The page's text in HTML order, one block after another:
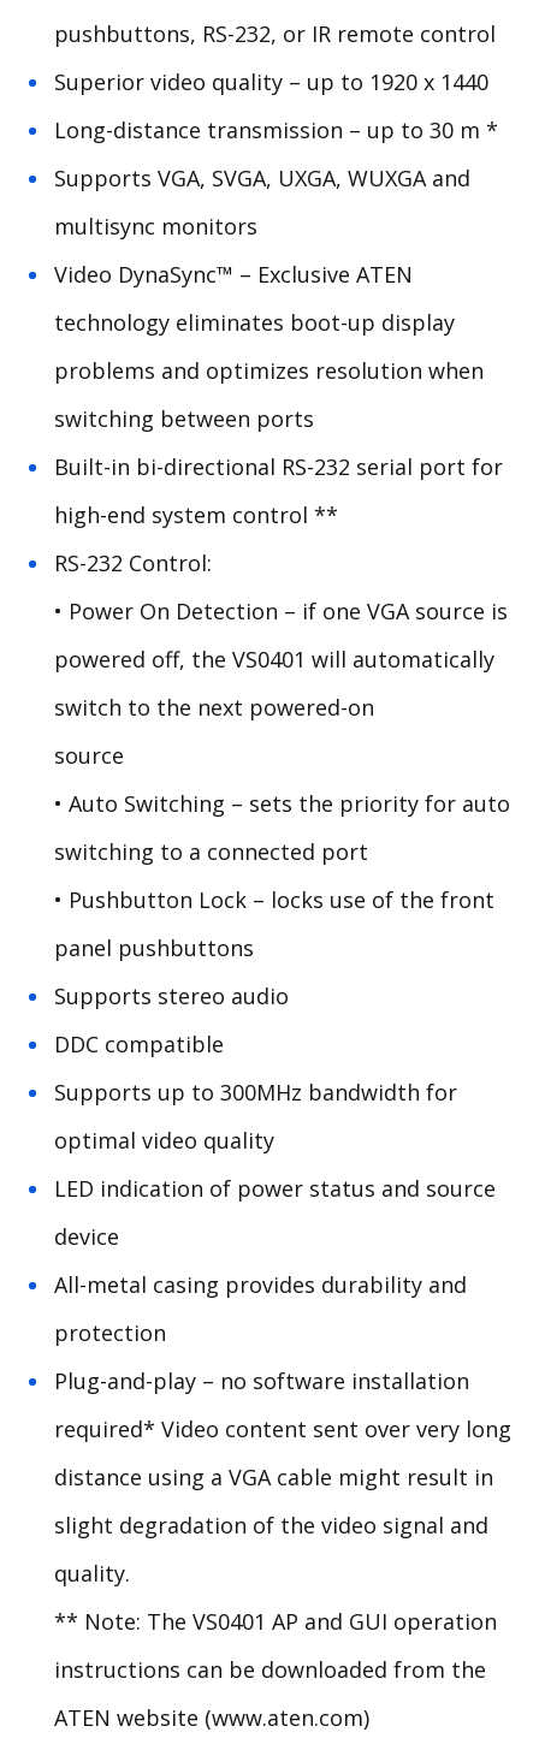
pushbuttons, RS-232, or IR remote control
Superior video quality – up to 1920 x 1440
Long-distance transmission – up to 30 m *
Supports VGA, SVGA, UXGA, WUXGA and
multisync monitors
Video DynaSync™ – Exclusive ATEN
technology eliminates boot-up display
problems and optimizes resolution when
switching between ports
Built-in bi-directional RS-232 serial port for
high-end system control **
RS-232 Control:
• Power On Detection – if one VGA source is
powered off, the VS0401 will automatically
switch to the next powered-on
source
• Auto Switching – sets the priority for auto
switching to a connected port
• Pushbutton Lock – locks use of the front
panel pushbuttons
Supports stereo audio
DDC compatible
Supports up to 300MHz bandwidth for
optimal video quality
LED indication of power status and source
device
All-metal casing provides durability and
protection
Plug-and-play – no software installation
required* Video content sent over very long
distance using a VGA cable might result in
slight degradation of the video signal and
quality.
** Note: The VS0401 AP and GUI operation
instructions can be downloaded from the
ATEN website (www.aten.com)